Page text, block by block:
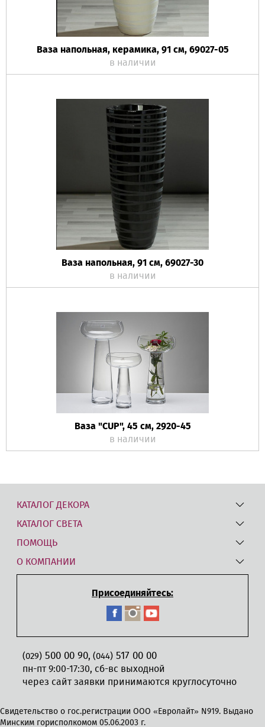
Ваза напольная, керамика, 91 см, 69027-05
в наличии
Ваза напольная, 91 см, 69027-30
в наличии
Ваза "CUP", 45 см, 2920-45
в наличии
КАТАЛОГ ДЕКОРА
КАТАЛОГ СВЕТА
ПОМОЩЬ
О КОМПАНИИ
Присоединяйтесь:
(029) 500 00 90, (044) 517 00 00
пн-пт 9:00-17:30, сб-вс выходной
через сайт заявки принимаются круглосуточно
Свидетельство о гос.регистрации ООО «Евролайт» N919. Выдано
Минским горисполкомом 05.06.2003 г.